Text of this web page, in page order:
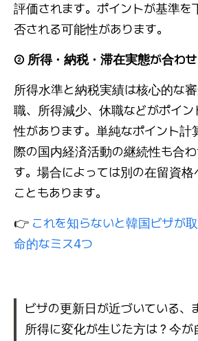
評価されます。ポイントが基準を
否される可能性があります。
② 所得・納税・滞在実態が合わ
所得水準と納税実績は核心的な
職、所得減少、休職などがポイ
性があります。単純なポイント計
際の国内経済活動の継続性も合
す。場合によっては別の在留資
こともあります。
👉 これを知らないと韓国ビザが
命的なミス4つ
ビザの更新日が近づいている、
所得に変化が生じた方は？今